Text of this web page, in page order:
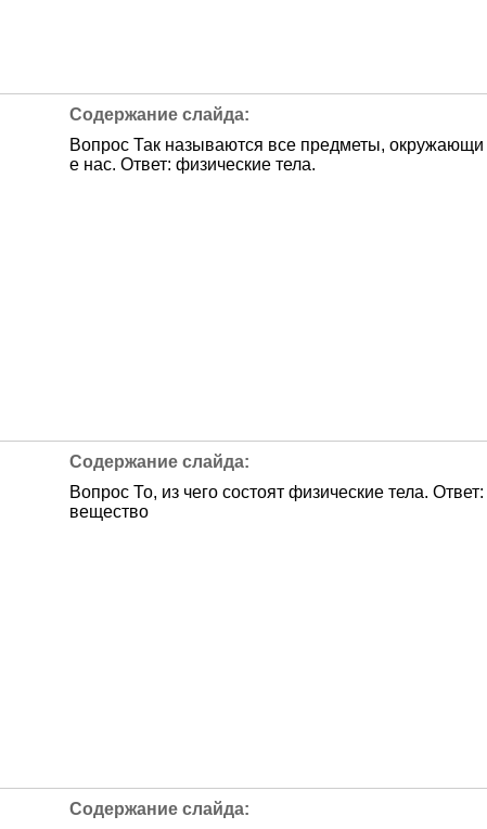
Вопрос Так называются все предметы, окружающи
е нас. Ответ: физические тела.
Вопрос То, из чего состоят физические тела. Ответ:
вещество